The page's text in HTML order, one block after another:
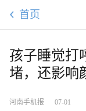
首页
孩子睡觉打
堵，还影响
河南手机报 07-01